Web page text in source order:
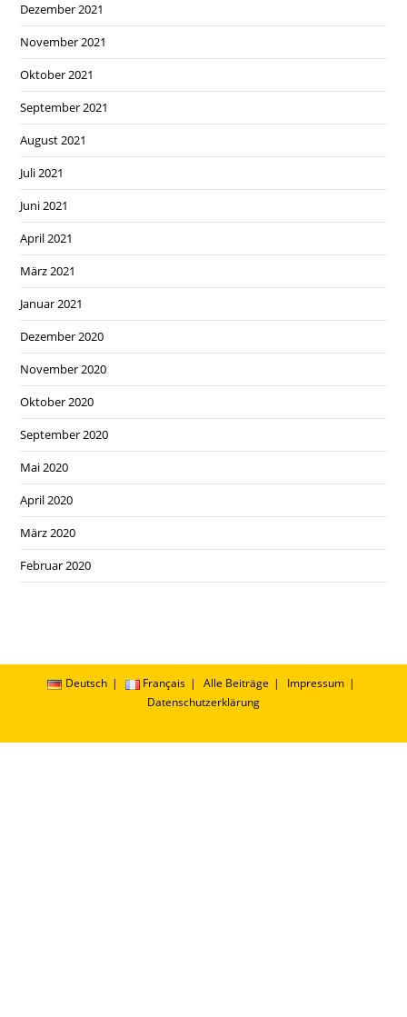
Dezember 2021
November 2021
Oktober 2021
September 2021
August 2021
Juli 2021
Juni 2021
April 2021
März 2021
Januar 2021
Dezember 2020
November 2020
Oktober 2020
September 2020
Mai 2020
April 2020
März 2020
Februar 2020
Deutsch Français Alle Beiträge
Impressum
Datenschutzerklärung